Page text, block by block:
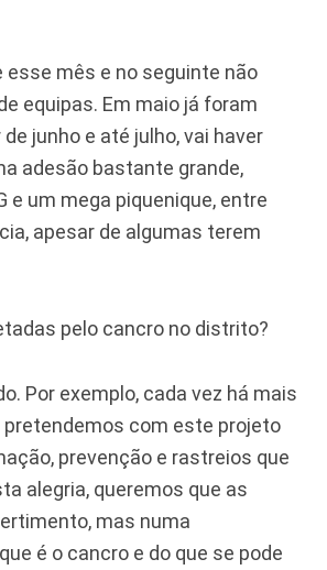
esse mês e no seguinte não
equipas. Em maio já foram
junho e até julho, vai haver
adesão bastante grande,
e um mega piquenique, entre
apesar de algumas terem
pelo cancro no distrito?
Por exemplo, cada vez há mais
pretendemos com este projeto
prevenção e rastreios que
alegria, queremos que as
mas numa
é o cancro e do que se pode